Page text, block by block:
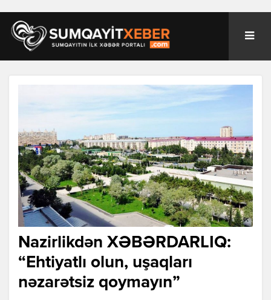
Nazirlikdən XƏBƏRDARLIQ:
“Ehtiyatlı olun, uşaqları
nəzarətsiz qoymayın”